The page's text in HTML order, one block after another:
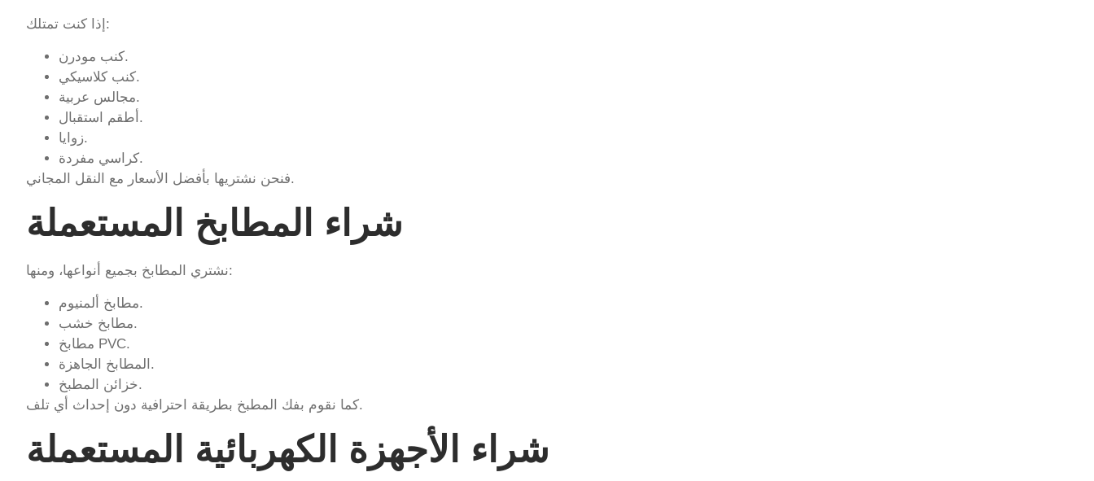
إذا كنت تمتلك:
كنب مودرن.
كنب كلاسيكي.
مجالس عربية.
أطقم استقبال.
زوايا.
كراسي مفردة.
فنحن نشتريها بأفضل الأسعار مع النقل المجاني.
شراء المطابخ المستعملة
نشتري المطابخ بجميع أنواعها، ومنها:
مطابخ ألمنيوم.
مطابخ خشب.
مطابخ PVC.
المطابخ الجاهزة.
خزائن المطبخ.
كما نقوم بفك المطبخ بطريقة احترافية دون إحداث أي تلف.
شراء الأجهزة الكهربائية المستعملة